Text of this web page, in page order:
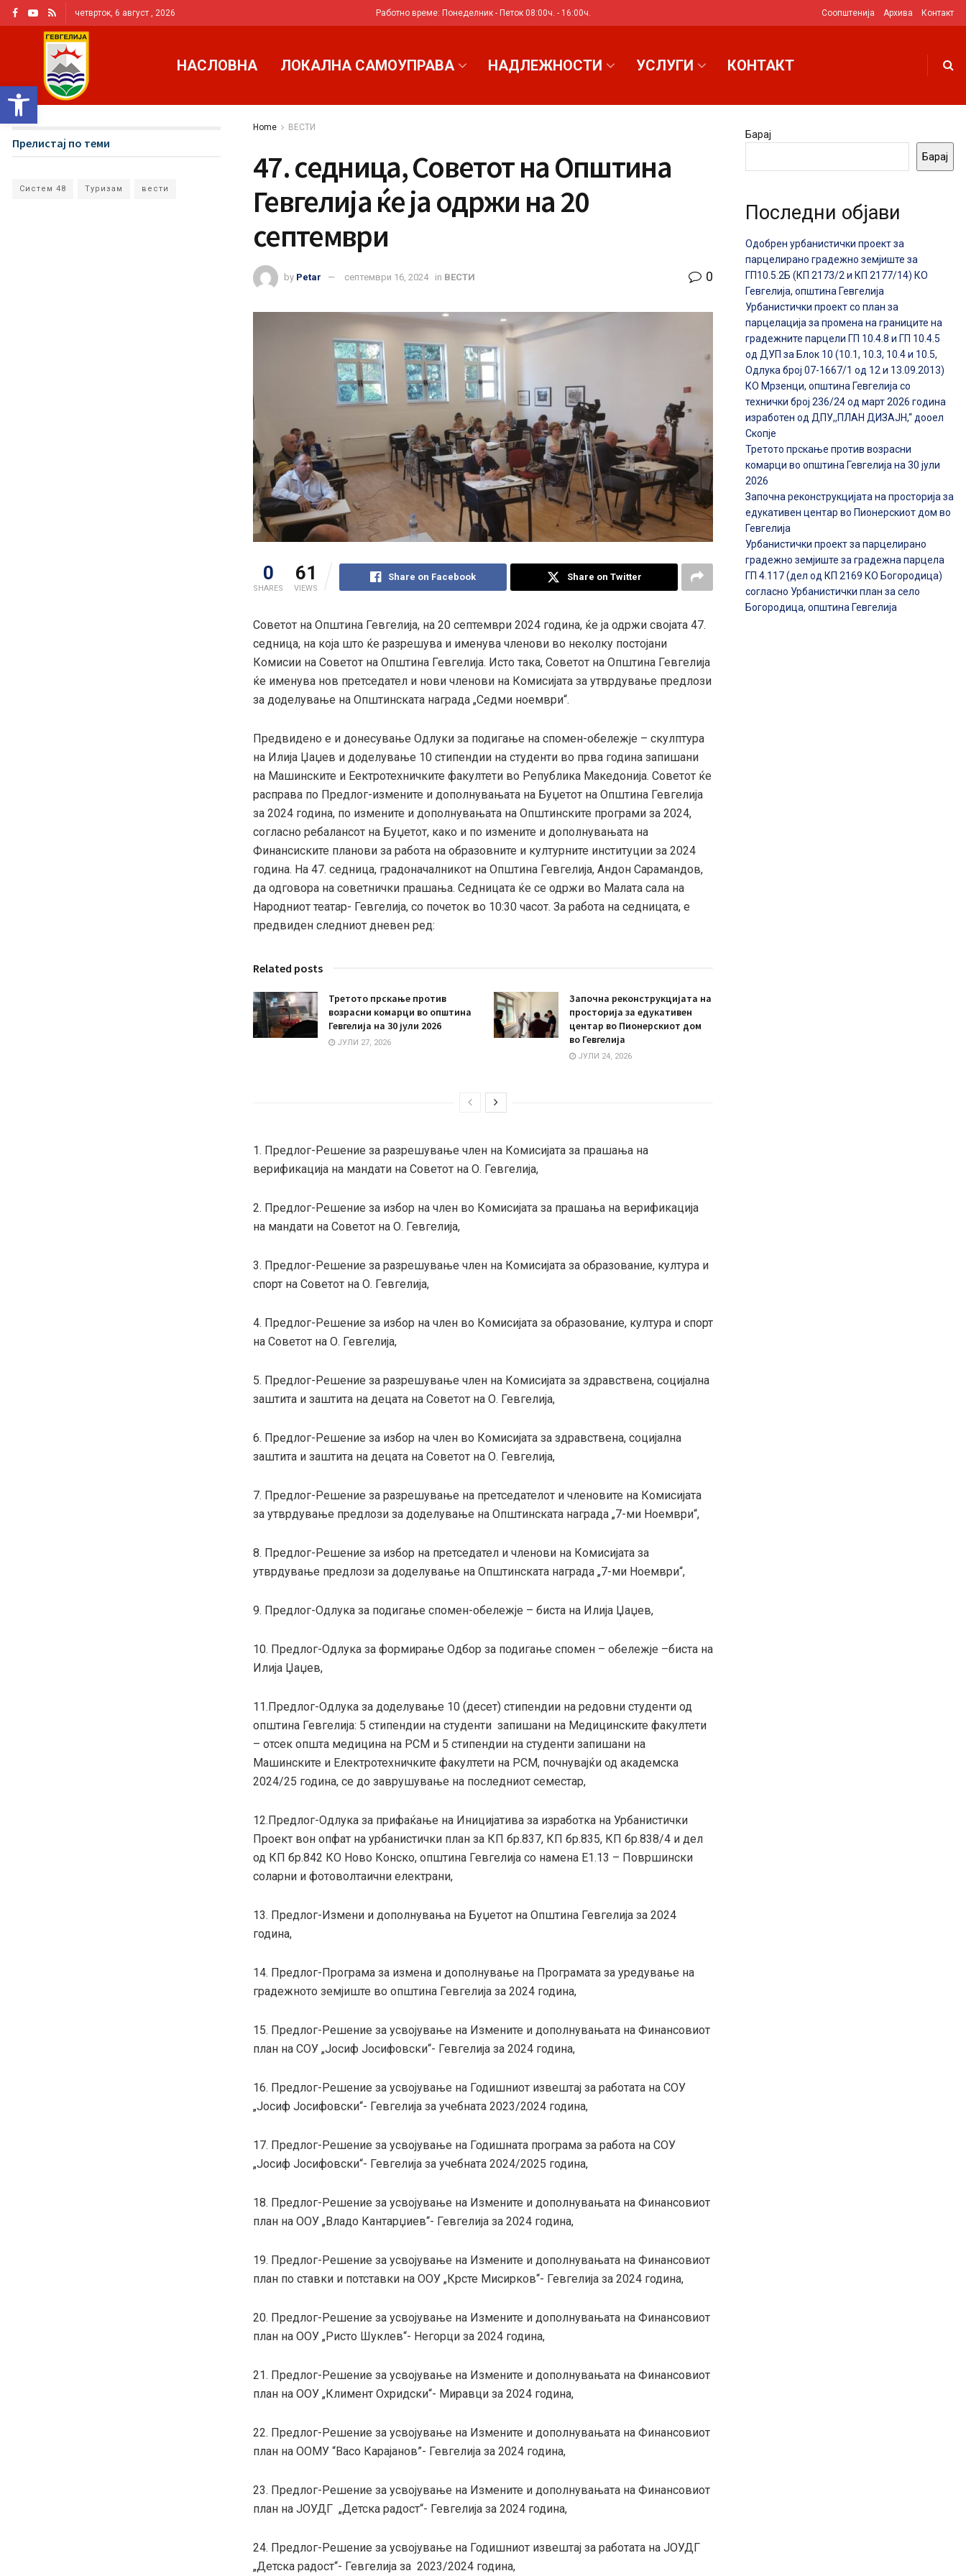
Open toolbar
четврток, 6 август , 2026 Работно време: Понеделник - Петок 08:00ч. - 16:00ч. Соопштенија Архива Контакт
НАСЛОВНА ЛОКАЛНА САМОУПРАВА НАДЛЕЖНОСТИ УСЛУГИ КОНТАКТ
Home ВЕСТИ
47. седница, Советот на Општина
Гевгелија ќе ја одржи на 20
септември
by Petar септември 16, 2024 in ВЕСТИ 0
0
SHARES
61
VIEWS
Share on Facebook Share on Twitter
Советот на Општина Гевгелија, на 20 септември 2024 година, ќе ја одржи својата 47.
седница, на која што ќе разрешува и именува членови во неколку постојани
Комисии на Советот на Општина Гевгелија. Исто така, Советот на Општина Гевгелија
ќе именува нов претседател и нови членови на Комисијата за утврдување предлози
за доделување на Општинската награда „Седми ноември“.
Предвидено е и донесување Одлуки за подигање на спомен-обележје – скулптура
на Илија Џаџев и доделување 10 стипендии на студенти во прва година запишани
на Машинските и Еектротехничките факултети во Република Македонија. Советот ќе
расправа по Предлог-измените и дополнувањата на Буџетот на Општина Гевгелија
за 2024 година, по измените и дополнувањата на Општинските програми за 2024,
согласно ребалансот на Буџетот, како и по измените и дополнувањата на
Финансиските планови за работа на образовните и културните институции за 2024
година. На 47. седница, градоначалникот на Општина Гевгелија, Андон Сарамандов,
да одговора на советнички прашања. Седницата ќе се одржи во Малата сала на
Народниот театар- Гевгелија, со почеток во 10:30 часот. За работа на седницата, е
предвиден следниот дневен ред:
Related posts
Третото прскање против
возрасни комарци во општина
Гевгелија на 30 јули 2026
ЈУЛИ 27, 2026
Започна реконструкцијата на
просторија за едукативен
центар во Пионерскиот дом
во Гевгелија
ЈУЛИ 24, 2026
1. Предлог-Решение за разрешување член на Комисијата за прашања на
верификација на мандати на Советот на О. Гевгелија,
2. Предлог-Решение за избор на член во Комисијата за прашања на верификација
на мандати на Советот на О. Гевгелијa,
3. Предлог-Решение за разрешување член на Комисијата за образование, култура и
спорт на Советот на О. Гевгелија,
4. Предлог-Решение за избор на член во Комисијата за образование, култура и спорт
на Советот на О. Гевгелија,
5. Предлог-Решение за разрешување член на Комисијата за здравствена, социјална
заштита и заштита на децата на Советот на О. Гевгелија,
6. Предлог-Решение за избор на член во Комисијата за здравствена, социјална
заштита и заштита на децата на Советот на О. Гевгелија,
7. Предлог-Решение за разрешување на претседателот и членовите на Комисијата
за утврдување предлози за доделување на Општинската награда „7-ми Ноември“,
8. Предлог-Решение за избор на претседател и членови на Комисијата за
утврдување предлози за доделување на Општинската награда „7-ми Ноември“,
9. Предлог-Одлука за подигање спомен-обележје – биста на Илија Џаџев,
10. Предлог-Одлука за формирање Одбор за подигање спомен – обележје –биста на
Илија Џаџев,
11.Предлог-Одлука за доделување 10 (десет) стипендии на редовни студенти од
општина Гевгелија: 5 стипендии на студенти запишани на Медицинските факултети
– отсек општа медицина на РСМ и 5 стипендии на студенти запишани на
Машинските и Електротехничките факултети на РСМ, почнувајќи од академска
2024/25 година, се до заврушување на последниот семестар,
12.Предлог-Одлука за прифаќање на Иницијатива за изработка на Урбанистички
Проект вон опфат на урбанистички план за КП бр.837, КП бр.835, КП бр.838/4 и дел
од КП бр.842 КО Ново Конско, општина Гевгелија со намена Е1.13 – Површински
соларни и фотоволтаични електрани,
13. Предлог-Измени и дополнувања на Буџетот на Општина Гевгелија за 2024
година,
14. Предлог-Програма за измена и дополнување на Програмата за уредување на
градежното земјиште во општина Гевгелија за 2024 година,
15. Предлог-Решение за усвојување на Измените и дополнувањата на Финансовиот
план на СОУ „Јосиф Јосифовски“- Гевгелија за 2024 година,
16. Предлог-Решение за усвојување на Годишниот извештај за работата на СОУ
„Јосиф Јосифовски“- Гевгелија за учебната 2023/2024 година,
17. Предлог-Решение за усвојување на Годишната програма за работа на СОУ
„Јосиф Јосифовски“- Гевгелија за учебната 2024/2025 година,
18. Предлог-Решение за усвојување на Измените и дополнувањата на Финансовиот
план на ООУ „Владо Кантарџиев“- Гевгелија за 2024 година,
19. Предлог-Решение за усвојување на Измените и дополнувањата на Финансовиот
план по ставки и потставки на ООУ „Крсте Мисирков“- Гевгелија за 2024 година,
20. Предлог-Решение за усвојување на Измените и дополнувањата на Финансовиот
план на ООУ „Ристо Шуклев“- Негорци за 2024 година,
21. Предлог-Решение за усвојување на Измените и дополнувањата на Финансовиот
план на ООУ „Климент Охридски“- Миравци за 2024 година,
22. Предлог-Решение за усвојување на Измените и дополнувањата на Финансовиот
план на ООМУ “Васо Карајанов”- Гевгелија за 2024 година,
23. Предлог-Решение за усвојување на Измените и дополнувањата на Финансовиот
план на ЈОУДГ „Детска радост“- Гевгелија за 2024 година,
24. Предлог-Решение за усвојување на Годишниот извештај за работата на ЈОУДГ
„Детска радост“- Гевгелија за 2023/2024 година,
Прелистај по теми
Систем 48 Туризам вести
Барај
Барај
Последни објави
Одобрен урбанистички проект за
парцелирано градежно земјиште за
ГП10.5.2Б (КП 2173/2 и КП 2177/14) КО
Гевгелија, општина Гевгелија
Урбанистички проект со план за
парцелација за промена на границите на
градежните парцели ГП 10.4.8 и ГП 10.4.5
од ДУП за Блок 10 (10.1, 10.3, 10.4 и 10.5,
Одлука број 07-1667/1 од 12 и 13.09.2013)
КО Мрзенци, општина Гевгелија со
технички број 236/24 од март 2026 година
изработен од ДПУ,,ПЛАН ДИЗАЈН,“ дооел
Скопје
Третото прскање против возрасни
комарци во општина Гевгелија на 30 јули
2026
Започна реконструкцијата на просторија за
едукативен центар во Пионерскиот дом во
Гевгелија
Урбанистички проект за парцелирано
градежно земјиште за градежна парцела
ГП 4.117 (дел од КП 2169 КО Богородица)
согласно Урбанистички план за село
Богородица, општина Гевгелија